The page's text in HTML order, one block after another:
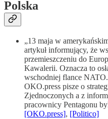
Polska
„13 maja w
artykuł informujący, że
przemieszczeniu do
Kawalerii. Oznacza to
wschodniej flance
OKO.press pisze o
Zjednoczonych a z
pracownicy Pentagonu
[OKO.press], [Politico]